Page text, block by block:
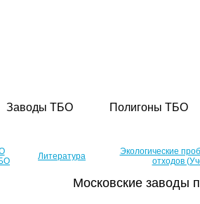
Заводы ТБО Полигоны ТБО
Литература
Экологические
отходов
Московские заводы